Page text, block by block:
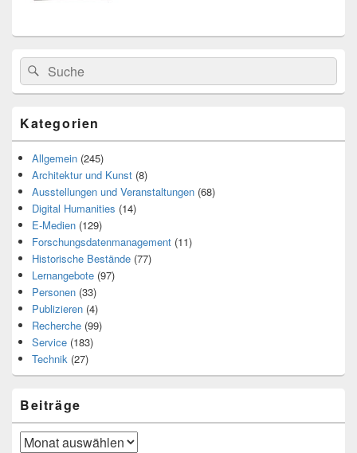
Search
for:
Suche
Kategorien
Allgemein (245)
Architektur und Kunst (8)
Ausstellungen und Veranstaltungen (68)
Digital Humanities (14)
E-Medien (129)
Forschungsdatenmanagement (11)
Historische Bestände (77)
Lernangebote (97)
Personen (33)
Publizieren (4)
Recherche (99)
Service (183)
Technik (27)
Beiträge
Beiträge